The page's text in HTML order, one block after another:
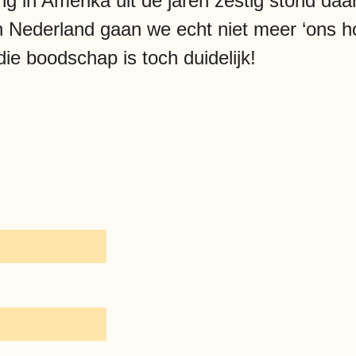
gaan we echt niet meer ‘ons
boodschap is toch duidelijk!